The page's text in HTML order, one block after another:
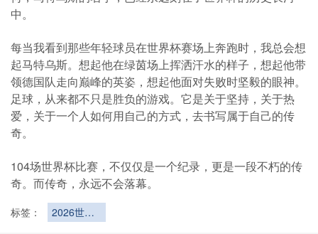
中。
每当我看到那些年轻球员在世界杯赛场上奔跑时，我总会想
起马特乌斯。想起他在绿茵场上挥洒汗水的样子，想起他带
领德国队走向巅峰的英姿，想起他面对失败时坚毅的眼神。
足球，从来都不只是胜负的游戏。它是关于坚持，关于热
爱，关于一个人如何用自己的方式，去书写属于自己的传
奇。
104场世界杯比赛，不仅仅是一个纪录，更是一段不朽的传
奇。而传奇，永远不会落幕。
标签：
2026世界